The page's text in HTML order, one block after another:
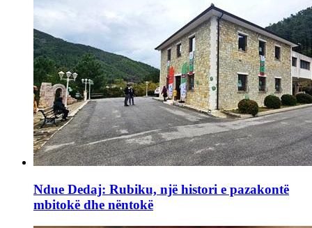
Ndue Dedaj: Rubiku, një histori e pazakontë
mbitokë dhe nëntokë